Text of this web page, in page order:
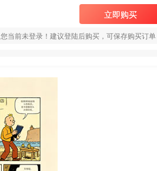
立即购买
您当前未登录！建议登陆后购买，可保存购买订单